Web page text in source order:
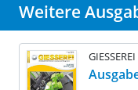
Weitere
GIESSEREI